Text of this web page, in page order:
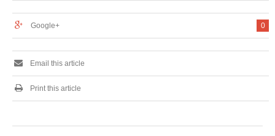
0
Google+
Email this article
Print this article